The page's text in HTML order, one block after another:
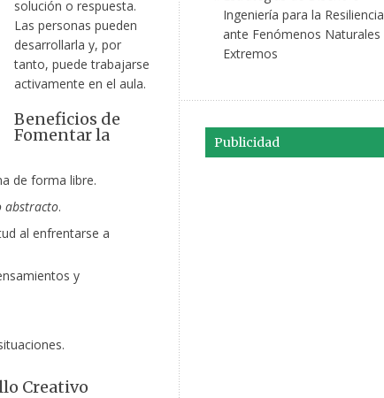
solución o respuesta.
Las personas pueden
desarrollarla y, por
tanto, puede trabajarse
activamente en el aula.
Beneficios de
Fomentar la
de forma libre.
abstracto.
al enfrentarse a
y
Creativo
Ingeniería para la Resiliencia
ante Fenómenos Naturales
Extremos
Publicidad